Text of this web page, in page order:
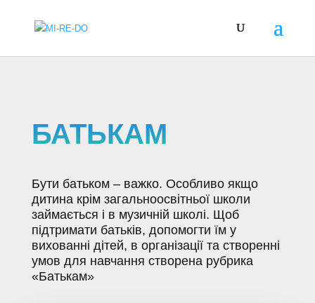
БАТЬКАМ
Бути батьком – важко. Особливо якщо
дитина крім загальноосвітньої школи
займається і в музичній школі. Щоб
підтримати батьків, допомогти їм у
вихованні дітей, в організації та створенні
умов для навчання створена рубрика
«Батькам»